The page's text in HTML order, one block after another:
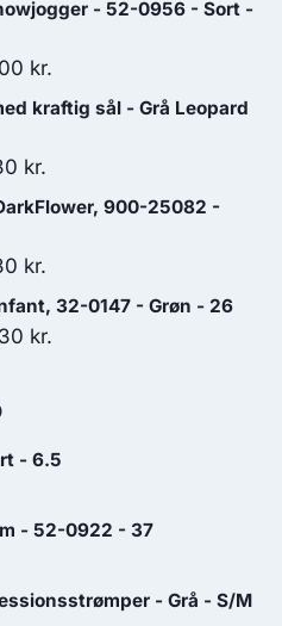
er:
1,119.30 kr..
- 52-0956 - Sort -
kr..
kr.
aktuelle
480.00 kr..
kraftig sål - Grå Leopard
kr..
kr.
aktuelle
419.30 kr..
900-25082 -
kr.
aktuelle
pris
32-0147 - Grøn - 26
kr..
kr.
489.30 kr..
- 6.5
- 52-0922 - 37
- Grå - S/M